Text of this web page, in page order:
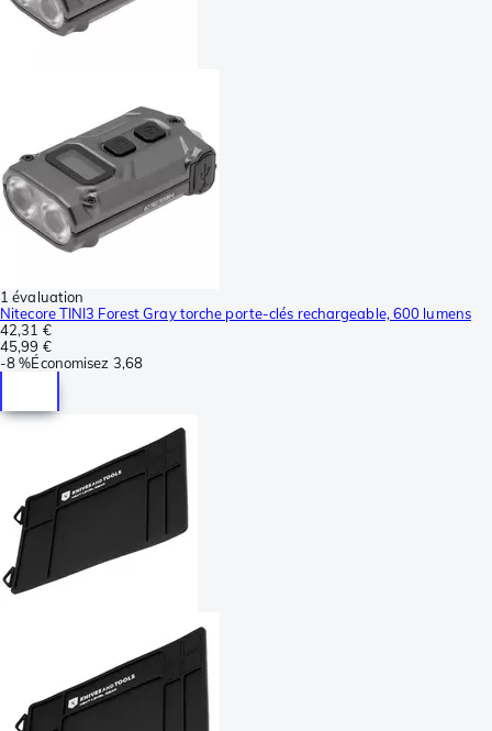
1 évaluation
Nitecore TINI3 Forest Gray torche porte-clés rechargeable, 600 lumens
42,31 €
45,99 €
-8 %Économisez 3,68